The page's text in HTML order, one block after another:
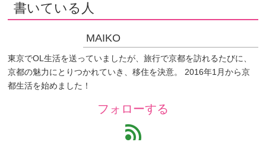
書いている人
MAIKO
東京でOL生活を送っていましたが、旅行で京都を訪れるたびに、
京都の魅力にとりつかれていき、移住を決意。 2016年1月から京
都生活を始めました！
フォローする
feed